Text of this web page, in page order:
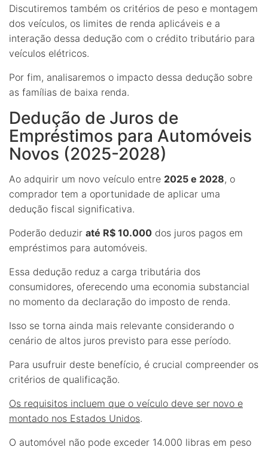
Discutiremos também os critérios de peso e montagem
dos veículos, os limites de renda aplicáveis e a
interação dessa dedução com o crédito tributário para
veículos elétricos.
Por fim, analisaremos o impacto dessa dedução sobre
as famílias de baixa renda.
Dedução de Juros de
Empréstimos para Automóveis
Novos (2025-2028)
Ao adquirir um novo veículo entre 2025 e 2028, o
comprador tem a oportunidade de aplicar uma
dedução fiscal significativa.
Poderão deduzir até R$ 10.000 dos juros pagos em
empréstimos para automóveis.
Essa dedução reduz a carga tributária dos
consumidores, oferecendo uma economia substancial
no momento da declaração do imposto de renda.
Isso se torna ainda mais relevante considerando o
cenário de altos juros previsto para esse período.
Para usufruir deste benefício, é crucial compreender os
critérios de qualificação.
Os requisitos incluem que o veículo deve ser novo e
montado nos Estados Unidos.
O automóvel não pode exceder 14.000 libras em peso